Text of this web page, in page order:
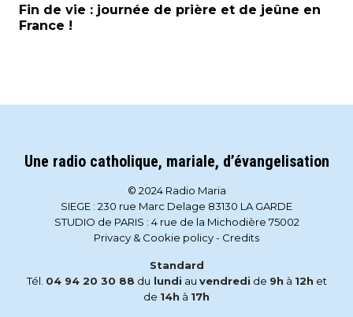
Fin de vie : journée de prière et de jeûne en
France !
Une radio catholique, mariale, d’évangelisation
© 2024 Radio Maria
SIEGE : 230 rue Marc Delage 83130 LA GARDE
STUDIO de PARIS : 4 rue de la Michodière 75002
Privacy & Cookie policy- Credits
Standard
Tél. 04 94 20 30 88 du lundi au vendredi de 9h à 12h et
de 14h à 17h